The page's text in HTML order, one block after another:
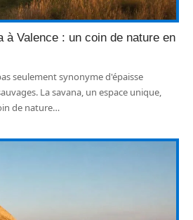
à Valence : un coin de nature en
seulement synonyme d'épaisse
La savana, un espace unique,
de nature…